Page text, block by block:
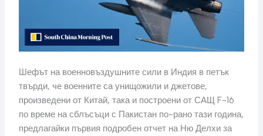
Шефът на военновъздушните сили в Индия в петък
твърди, че военните са унищожили и джетове,
произведени от Китай, така и построени от САЩ F-16
по време на сблъсъци с Пакистан по-рано тази година,
предлагайки първия подробен отчет на Ню Делхи за